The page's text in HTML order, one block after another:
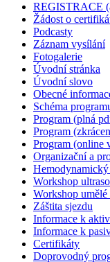
REGISTRACE
Žádost o
Podcasty
Záznam vysílání
Fotogalerie
Úvodní stránka
Úvodní slovo
Obecné
Schéma
Program (plná
Program
Program (online
Organizační a
Workshop
Workshop
Záštita sjezdu
Informace k
Informace k
Certifikáty
Doprovodný